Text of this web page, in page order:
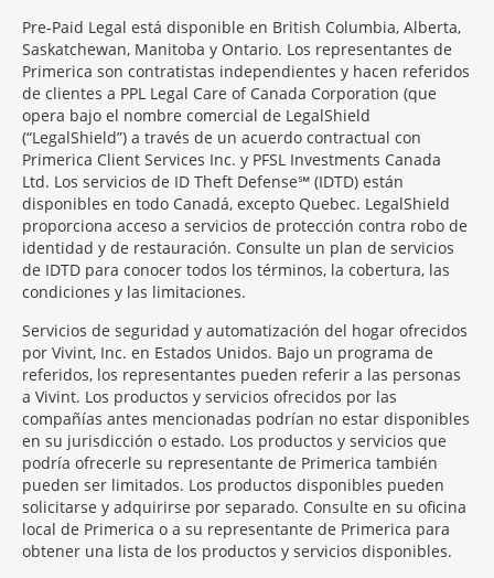
Pre-Paid Legal está disponible en British Columbia, Alberta,
Saskatchewan, Manitoba y Ontario. Los representantes de
Primerica son contratistas independientes y hacen referidos
de clientes a PPL Legal Care of Canada Corporation (que
opera bajo el nombre comercial de LegalShield
(“LegalShield”) a través de un acuerdo contractual con
Primerica Client Services Inc. y PFSL Investments Canada
Ltd. Los servicios de ID Theft Defense℠ (IDTD) están
disponibles en todo Canadá, excepto Quebec. LegalShield
proporciona acceso a servicios de protección contra robo de
identidad y de restauración. Consulte un plan de servicios
de IDTD para conocer todos los términos, la cobertura, las
condiciones y las limitaciones.
Servicios de seguridad y automatización del hogar ofrecidos
por Vivint, Inc. en Estados Unidos. Bajo un programa de
referidos, los representantes pueden referir a las personas
a Vivint. Los productos y servicios ofrecidos por las
compañías antes mencionadas podrían no estar disponibles
en su jurisdicción o estado. Los productos y servicios que
podría ofrecerle su representante de Primerica también
pueden ser limitados. Los productos disponibles pueden
solicitarse y adquirirse por separado. Consulte en su oficina
local de Primerica o a su representante de Primerica para
obtener una lista de los productos y servicios disponibles.